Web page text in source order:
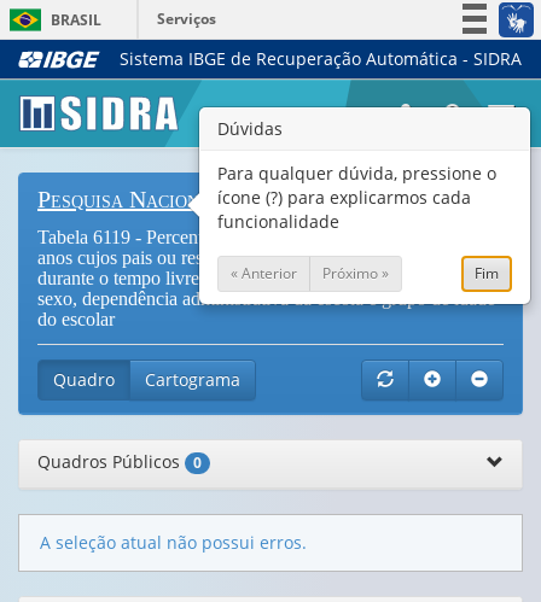
BRASIL
Serviços
Simplifique!
Legislação
Canais
Sistema IBGE de Recuperação Automática - SIDRA
Pesquisa Nacional de Saúde do Escolar
Tabela 6119 - Percentual de escolares com idade de 13 a 17
anos cujos pais ou responsáveis sabiam o que eles faziam
durante o tempo livre nos 30 dias anteriores à pesquisa, por
sexo, dependência administrativa da escola e grupo de idade
do escolar
Quadro Cartograma
Quadros Públicos 0
A seleção atual não possui erros.
Dúvidas
Para qualquer dúvida, pressione o
ícone (?) para explicarmos cada
funcionalidade
« Anterior Próximo » Fim